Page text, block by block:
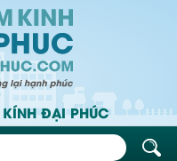
KÍNH ĐẠI PHÚC